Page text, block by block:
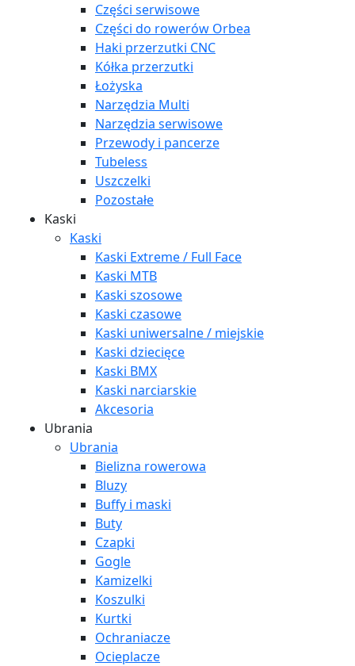
Części serwisowe
Części do rowerów Orbea
Haki przerzutki CNC
Kółka przerzutki
Łożyska
Narzędzia Multi
Narzędzia serwisowe
Przewody i pancerze
Tubeless
Uszczelki
Pozostałe
Kaski
Kaski
Kaski Extreme / Full Face
Kaski MTB
Kaski szosowe
Kaski czasowe
Kaski uniwersalne / miejskie
Kaski dziecięce
Kaski BMX
Kaski narciarskie
Akcesoria
Ubrania
Ubrania
Bielizna rowerowa
Bluzy
Buffy i maski
Buty
Czapki
Gogle
Kamizelki
Koszulki
Kurtki
Ochraniacze
Ocieplacze